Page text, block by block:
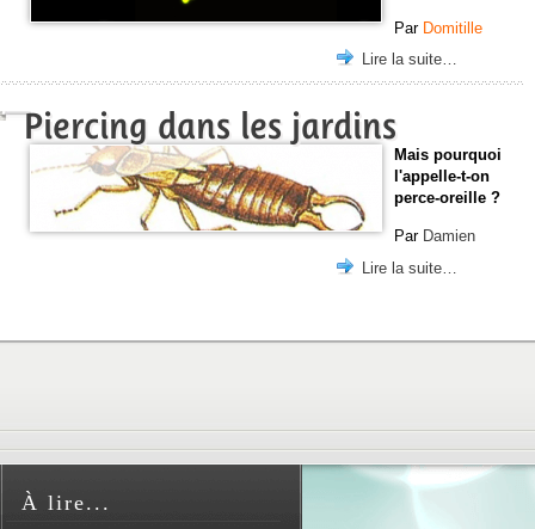
Par Domitille
Lire la suite…
Piercing dans les jardins
Mais pourquoi
l'appelle-t-on
perce-oreille ?
Par Damien
Lire la suite…
À lire...